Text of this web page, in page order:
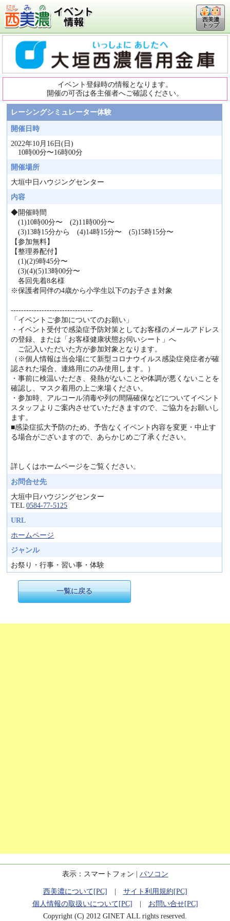
西美濃
トップ
イベント登録時の情報となります。
開催の可否は各主催者へご確認ください。
レーシングシミュレーター体験
開催日時
2022年10月16日(日)
10時00分〜16時00分
開催場所
大垣中日ハウジングセンター
内容
◆開催時間
(1)10時00分〜 (2)11時00分〜
(3)13時15分から (4)14時15分〜 (5)15時15分〜
【参加無料】
【整理券配付】
(1)(2)9時45分〜
(3)(4)(5)13時00分〜
各回先着8名様
※保護者同伴の4歳から小学生以下のお子さま対象
--------------------------------
「イベントご参加についてのお願い」
・イベント受付で感染症予防対策としてお客様のメールアドレス
の登録、または「お客様健康状態お伺いシート」へ
ご記入いただいた方が参加対象となります。
（※個人情報は当会場にて新型コロナウイルス感染症発症者が確
認された場合、連絡用にのみ使用します。）
・事前に検温いただき、発熱がないことや体調が悪くないことを
確認し、マスク着用の上ご来場ください。
・参加時、アルコール消毒や列の間隔確保などについてイベント
スタッフよりご案内させていただきますので、ご協力をお願いし
ます。
■感染症拡大予防のため、予告なくイベント内容を変更・中止す
る場合がございますので、あらかじめご了承ください。
詳しくはホームページをご覧ください。
お問合せ先
大垣中日ハウジングセンター
TEL0584-77-5125
URL
ホームページ
ジャンル
お祭り・行事・習い事・体験
一覧に戻る
表示：スマートフォン | パソコン
西美濃について[PC]
サイト利用規約[PC]
個人情報の取扱いについて[PC]
お問い合せ[PC]
Copyright (C) 2012 GINET ALL rights reserved.